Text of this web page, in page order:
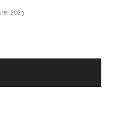
2023